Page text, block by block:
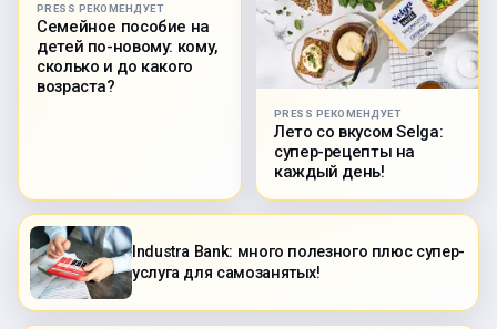
PRESS РЕКОМЕНДУЕТ
Семейное пособие на
детей по-новому: кому,
сколько и до какого
возраста?
PRESS РЕКОМЕНДУЕТ
Лето со вкусом Selga:
супер-рецепты на
каждый день!
Industra Bank: много полезного плюс супер-
услуга для самозанятых!